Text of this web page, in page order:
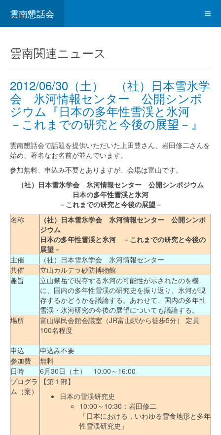
雲南懇話会
雲南関連ニュース
2012/06/30（土） （社）日本雪氷学
会 氷河情報センター 公開シンポ
ジウム『日本の多年性雪渓と氷河
－これまでの研究と今後の展望－』
雲南懇話会で話題を提供いただいた上田豊さん、岩田修二さんを
始め、著名なお名前が並んでいます。
参加無料、申込み不要とありますが、会場は富山です。
（社）日本雪氷学会 氷河情報センター 公開シンポジウム
日本の多年性雪渓と氷河
－これまでの研究と今後の展望－
名称
（社）日本雪氷学会 氷河情報センター 公開シンポ
ジウム
日本の多年性雪渓と氷河 －これまでの研究と今後の
展望－
主催
（社）日本雪氷学会 氷河情報センター
共催
立山カルデラ砂防博物館
趣旨
立山剱岳で現存する氷河の可能性が示されたのを機
に、国内の多年性雪渓の研究史を振り返り、氷河が現
存するかどうかを議論する。あわせて、国内の多年性
雪渓・氷河研究の今後の展望についても議論する。
場所
富山県民会館会議室（JR富山駅から徒歩5分） 定員
100名程度
申込
申込み不要
参加費
無料
日時
6月30日（土） 10:00～16:00
プログラ
ム（案）
【第１部】
日本の雪渓研究史
10:00～10:30：岩田修二
「日本における，いわゆる雪食地形と多年
性雪渓研究史」